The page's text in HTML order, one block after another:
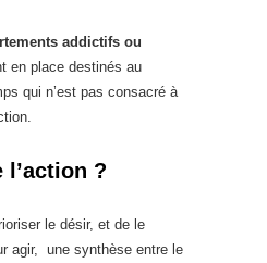
addictifs ou
en place destinés au
qui n’est pas consacré à
l’action ?
le désir, et de le
agir, une synthèse entre le